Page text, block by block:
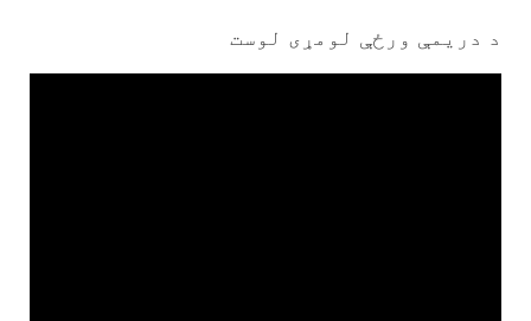
د دریمې ورځې لومړی لوست